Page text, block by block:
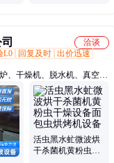
洽谈
L0 回复及时 出价迅速
、干燥机、脱水机、真空微
型工业烘干机、杂粮熟化烘
、茶叶杀青设备、微波灭菌
化设备、工业微波设备、微
灭虫卵设备
活虫黑水虻微波烘
干杀菌机黄粉虫干